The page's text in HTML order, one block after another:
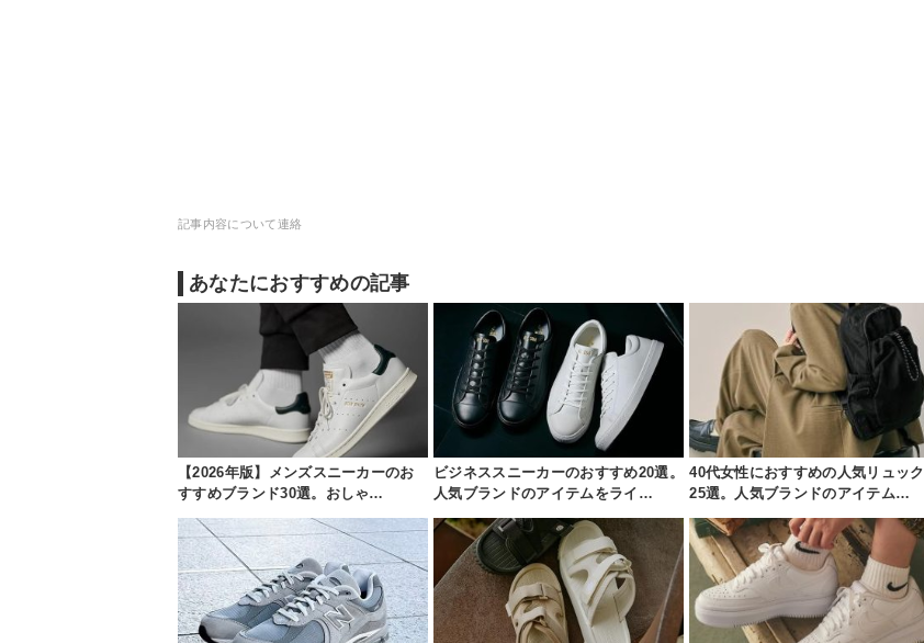
記事内容について連絡
あなたにおすすめの記事
【2026年版】メンズスニーカーのお
すすめブランド30選。おしゃ…
ビジネススニーカーのおすすめ20選。
人気ブランドのアイテムをライ…
40代女性におすすめの人気リュック
25選。人気ブランドのアイテム…